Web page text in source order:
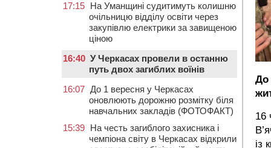
До
16
із
17:15 На Уманщині судитимуть колишню
очільницю відділу освіти через
закупівлю електрики за завищеною
ціною
16:40 У Черкасах провели в останню
путь двох загиблих воїнів
16:07 До 1 вересня у Черкасах
оновлюють дорожню розмітку біля
навчальних закладів (ФОТОФАКТ)
15:39 На честь загиблого захисника і
чемпіона світу в Черкасах відкрили